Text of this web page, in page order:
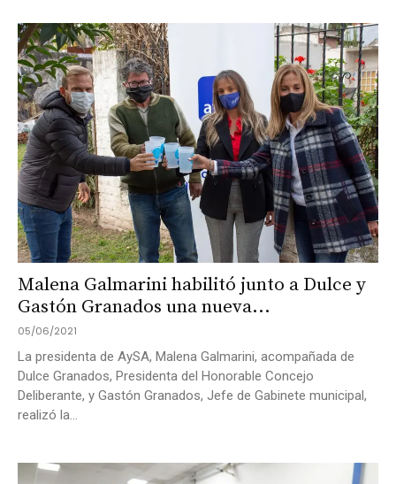
Malena Galmarini habilitó junto a Dulce y
Gastón Granados una nueva...
05/06/2021
La presidenta de AySA, Malena Galmarini, acompañada de
Dulce Granados, Presidenta del Honorable Concejo
Deliberante, y Gastón Granados, Jefe de Gabinete municipal,
realizó la...